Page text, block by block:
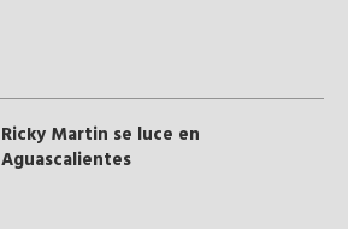
Ricky Martin se luce en
Aguascalientes